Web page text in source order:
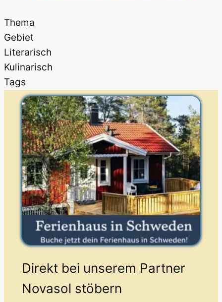
Thema
Gebiet
Literarisch
Kulinarisch
Tags
Direkt bei unserem Partner
Novasol stöbern